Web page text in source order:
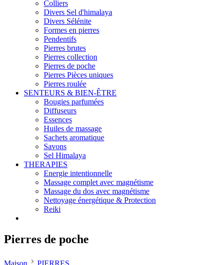
Colliers
Divers Sel d'himalaya
Divers Sélénite
Formes en pierres
Pendentifs
Pierres brutes
Pierres collection
Pierres de poche
Pierres Pièces uniques
Pierres roulée
SENTEURS & BIEN-ÊTRE
Bougies parfumées
Diffuseurs
Essences
Huiles de massage
Sachets aromatique
Savons
Sel Himalaya
THERAPIES
Energie intentionnelle
Massage complet avec magnétisme
Massage du dos avec magnétisme
Nettoyage énergétique & Protection
Reiki
Pierres de poche
Maison PIERRES